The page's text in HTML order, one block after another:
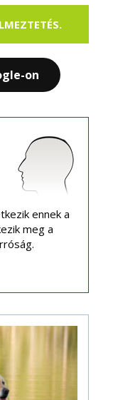
on
ennek a
meg a